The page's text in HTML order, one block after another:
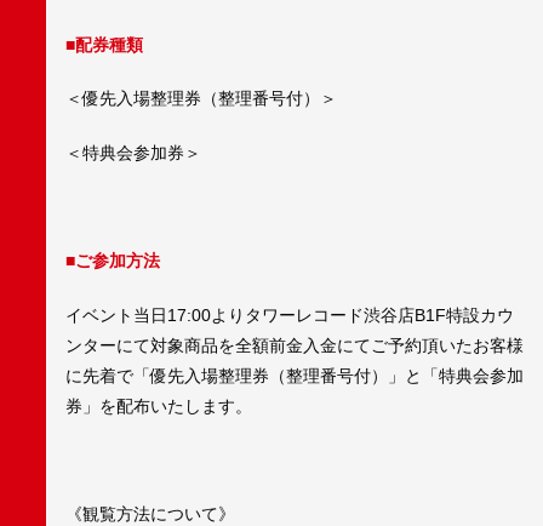
■配券種類
＜優先入場整理券（整理番号付）＞
＜特典会参加券＞
■ご参加方法
イベント当日17:00よりタワーレコード渋谷店B1F特設カウ
ンターにて対象商品を全額前金入金にてご予約頂いたお客様
に先着で「優先入場整理券（整理番号付）」と「特典会参加
券」を配布いたします。
《観覧方法について》